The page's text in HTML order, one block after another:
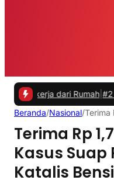
dari Rumah|#2 -
Beranda/Nasional/Terima
Terima Rp
Kasus
Katalis